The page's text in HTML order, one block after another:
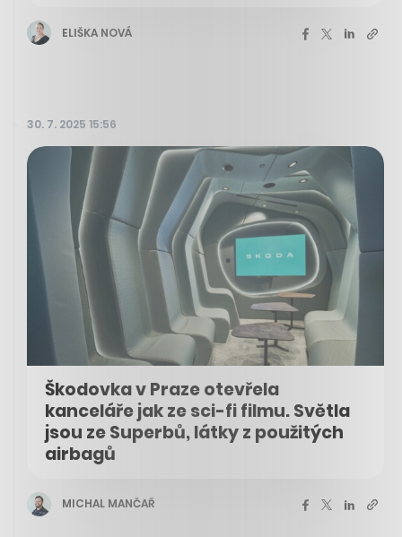
ELIŠKA NOVÁ
30. 7. 2025 15:56
Škodovka v Praze otevřela
kanceláře jak ze sci-fi filmu. Světla
jsou ze Superbů, látky z použitých
airbagů
MICHAL MANČAŘ